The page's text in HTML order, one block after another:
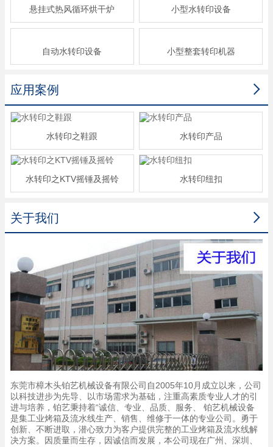
悬挂式热风循环烘干炉 小型水转印设备
自动水转印设备 小型整套转印机器

应用案例
水转印之鞋跟 水转印产品
水转印之KTV摇锤及摇铃 水转印纽扣

关于我们
东莞市樟木头铂艺机械设备有限公司自2005年10月成立以来，公司
以科技进步为先导、以市场需求为基础，注重高素质专业人才的引
进与培养，铂艺秉持着“诚信、专业、品质、服务、 铂艺机械设备
是集工业烤箱及流水线生产、销售、维修于一体的专业公司。勇于
创新、不断进取，潜心致力为客户提供完整的工业烤箱及流水线解
决方案。因质量而生存，因诚信而发展，本公司现在广州、深圳、